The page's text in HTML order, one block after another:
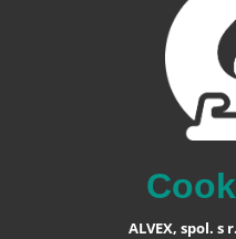
Cook
ALVEX, spol. s